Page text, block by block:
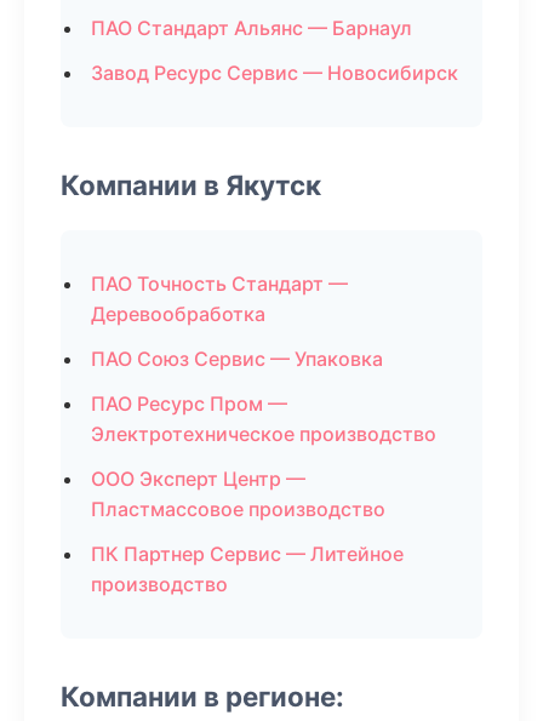
ПАО Стандарт Альянс — Барнаул
Завод Ресурс Сервис — Новосибирск
Компании в Якутск
ПАО Точность Стандарт —
Деревообработка
ПАО Союз Сервис — Упаковка
ПАО Ресурс Пром —
Электротехническое производство
ООО Эксперт Центр —
Пластмассовое производство
ПК Партнер Сервис — Литейное
производство
Компании в регионе: